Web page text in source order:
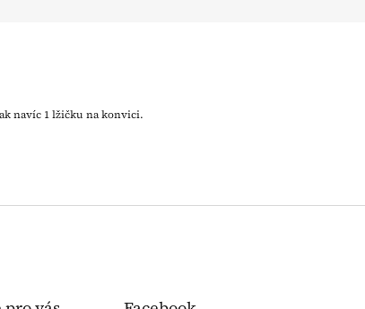
navíc 1 lžičku na konvici.